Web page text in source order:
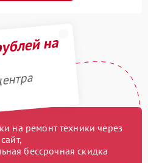
на
на ремонт техники через
сайт,
бессрочная скидка